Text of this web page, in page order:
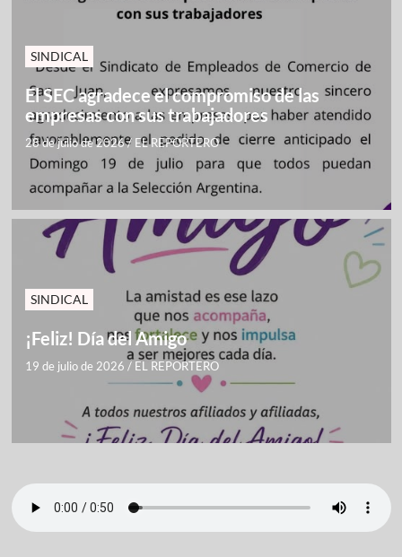
SINDICAL
El SEC agradece el compromiso de las
empresas con sus trabajadores
28 de julio de 2026/ EL REPORTERO
SINDICAL
¡Feliz! Día del Amigo
19 de julio de 2026 / EL REPORTERO